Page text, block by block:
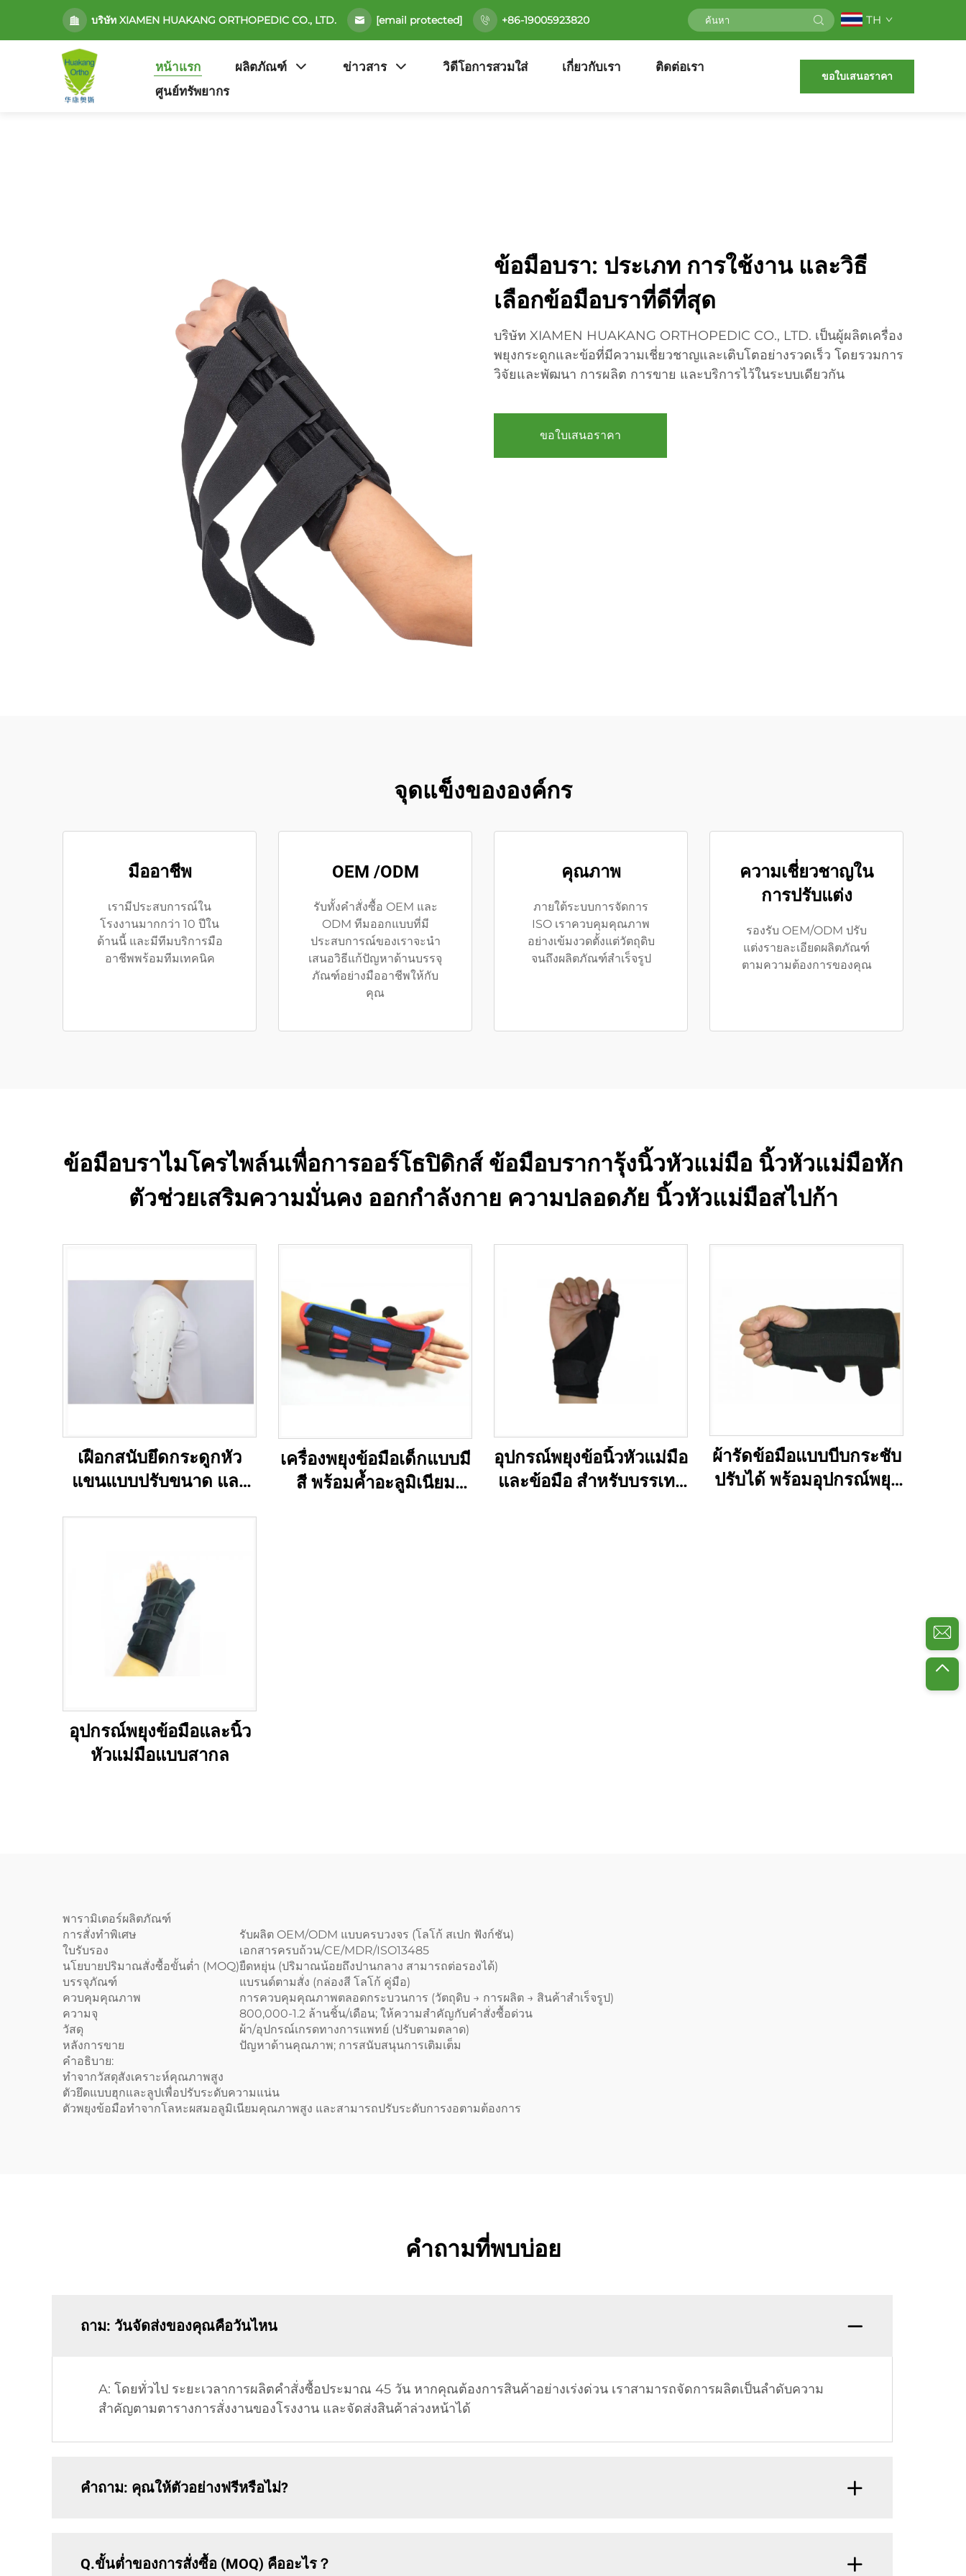
บริษัท XIAMEN HUAKANG ORTHOPEDIC CO., LTD. [email protected] +86-19005923820 TH
หน้าแรก ผลิตภัณฑ์ ข่าวสาร วิดีโอการสวมใส่ เกี่ยวกับเรา
ติดต่อเรา
ศูนย์ทรัพยากร
ขอใบเสนอราคา
ข้อมือบรา: ประเภท การใช้งาน และวิธี
เลือกข้อมือบราที่ดีที่สุด
บริษัท XIAMEN HUAKANG ORTHOPEDIC CO., LTD. เป็นผู้ผลิตเครื่อง
พยุงกระดูกและข้อที่มีความเชี่ยวชาญและเติบโตอย่างรวดเร็ว โดยรวมการ
วิจัยและพัฒนา การผลิต การขาย และบริการไว้ในระบบเดียวกัน
ขอใบเสนอราคา
จุดแข็งขององค์กร
มืออาชีพ
เรามีประสบการณ์ใน
โรงงานมากกว่า 10 ปีใน
ด้านนี้ และมีทีมบริการมือ
อาชีพพร้อมทีมเทคนิค
OEM /ODM
รับทั้งคำสั่งซื้อ OEM และ
ODM ทีมออกแบบที่มี
ประสบการณ์ของเราจะนำ
เสนอวิธีแก้ปัญหาด้านบรรจุ
ภัณฑ์อย่างมืออาชีพให้กับ
คุณ
คุณภาพ
ภายใต้ระบบการจัดการ
ISO เราควบคุมคุณภาพ
อย่างเข้มงวดตั้งแต่วัตถุดิบ
จนถึงผลิตภัณฑ์สำเร็จรูป
ความเชี่ยวชาญใน
การปรับแต่ง
รองรับ OEM/ODM ปรับ
แต่งรายละเอียดผลิตภัณฑ์
ตามความต้องการของคุณ
ข้อมือบราไมโครไพล์นเพื่อการออร์โธปิดิกส์ ข้อมือบราการุ้งนิ้วหัวแม่มือ นิ้วหัวแม่มือหัก
ตัวช่วยเสริมความมั่นคง ออกกำลังกาย ความปลอดภัย นิ้วหัวแม่มือสไปก้า
เฝือกสนับยึดกระดูกหัว
แขนแบบปรับขนาด และ
เครื่องพยุงข้อมือเด็กแบบมี
สี พร้อมค้ำอะลูมิเนียม
อุปกรณ์พยุงข้อนิ้วหัวแม่มือ
และข้อมือ สำหรับบรรเทา
ผ้ารัดข้อมือแบบบีบกระชับ
ปรับได้ พร้อมอุปกรณ์พยุง
อุปกรณ์พยุงข้อมือและนิ้ว
หัวแม่มือแบบสากล
พารามิเตอร์ผลิตภัณฑ์
การสั่งทำพิเศษ
รับผลิต OEM/ODM แบบครบวงจร (โลโก้ สเปก ฟังก์ชัน)
ใบรับรอง
เอกสารครบถ้วน/CE/MDR/ISO13485
นโยบายปริมาณสั่งซื้อขั้นต่ำ (MOQ)ยืดหยุ่น (ปริมาณน้อยถึงปานกลาง สามารถต่อรองได้)
บรรจุภัณฑ์
แบรนด์ตามสั่ง (กล่องสี โลโก้ คู่มือ)
ควบคุมคุณภาพ
การควบคุมคุณภาพตลอดกระบวนการ (วัตถุดิบ → การผลิต → สินค้าสำเร็จรูป)
ความจุ
800,000-1.2 ล้านชิ้น/เดือน; ให้ความสำคัญกับคำสั่งซื้อด่วน
วัสดุ
ผ้า/อุปกรณ์เกรดทางการแพทย์ (ปรับตามตลาด)
หลังการขาย
ปัญหาด้านคุณภาพ; การสนับสนุนการเติมเต็ม
คำอธิบาย:
ทำจากวัสดุสังเคราะห์คุณภาพสูง
ตัวยึดแบบฮุกและลูปเพื่อปรับระดับความแน่น
ตัวพยุงข้อมือทำจากโลหะผสมอลูมิเนียมคุณภาพสูง และสามารถปรับระดับการงอตามต้องการ
คำถามที่พบบ่อย
ถาม: วันจัดส่งของคุณคือวันไหน
A: โดยทั่วไป ระยะเวลาการผลิตคำสั่งซื้อประมาณ 45 วัน หากคุณต้องการสินค้าอย่างเร่งด่วน เราสามารถจัดการผลิตเป็นลำดับความ
สำคัญตามตารางการสั่งงานของโรงงาน และจัดส่งสินค้าล่วงหน้าได้
คำถาม: คุณให้ตัวอย่างฟรีหรือไม่?
Q.ขั้นต่ำของการสั่งซื้อ (MOQ) คืออะไร？